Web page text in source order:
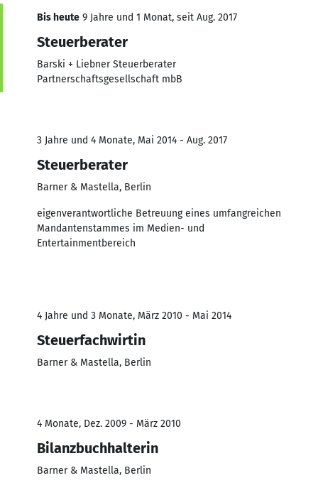
Bis heute 9 Jahre und 1 Monat, seit Aug. 2017
Steuerberater
Barski + Liebner Steuerberater
Partnerschaftsgesellschaft mbB
3 Jahre und 4 Monate, Mai 2014 - Aug. 2017
Steuerberater
Barner & Mastella, Berlin
eigenverantwortliche Betreuung eines umfangreichen
Mandantenstammes im Medien- und
Entertainmentbereich
4 Jahre und 3 Monate, März 2010 - Mai 2014
Steuerfachwirtin
Barner & Mastella, Berlin
4 Monate, Dez. 2009 - März 2010
Bilanzbuchhalterin
Barner & Mastella, Berlin